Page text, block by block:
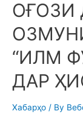
ОҒОЗИ
“ИЛМ
ДАР
Хабарҳо / By